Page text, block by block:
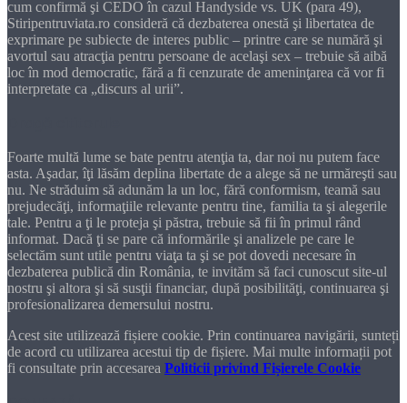
cum confirmă şi CEDO în cazul Handyside vs. UK (para 49),
Stiripentruviata.ro consideră că dezbaterea onestă şi libertatea de
exprimare pe subiecte de interes public – printre care se numără şi
avortul sau atracţia pentru persoane de acelaşi sex – trebuie să aibă
loc în mod democratic, fără a fi cenzurate de ameninţarea că vor fi
interpretate ca „discurs al urii”.
Foarte multă lume se bate pentru atenţia ta, dar noi nu putem face
asta. Aşadar, îţi lăsăm deplina libertate de a alege să ne urmăreşti sau
nu. Ne străduim să adunăm la un loc, fără conformism, teamă sau
prejudecăţi, informaţiile relevante pentru tine, familia ta şi alegerile
tale. Pentru a ţi le proteja şi păstra, trebuie să fii în primul rând
informat. Dacă ţi se pare că informările şi analizele pe care le
selectăm sunt utile pentru viaţa ta şi se pot dovedi necesare în
dezbaterea publică din România, te invităm să faci cunoscut site-ul
nostru şi altora şi să susţii financiar, după posibilităţi, continuarea şi
profesionalizarea demersului nostru.
Acest site utilizează fișiere cookie. Prin continuarea navigării, sunteți
de acord cu utilizarea acestui tip de fișiere. Mai multe informații pot
fi consultate prin accesarea Politicii privind Fișierele Cookie